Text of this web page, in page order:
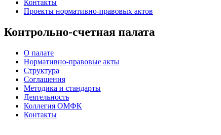
Контакты
Проекты нормативно-правовых актов
Контрольно-счетная палата
О палате
Нормативно-правовые акты
Структура
Соглашения
Методика и стандарты
Деятельность
Коллегия ОМФК
Контакты